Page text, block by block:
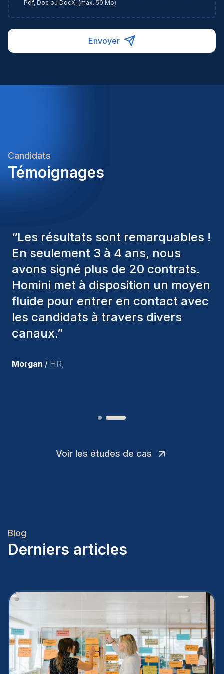
Pdf, Doc ou DocX. (max. 50 Mo)
Envoyer
Candidats
Témoignages
“Les consultants Homini ont
toujours pris en considération
divers critères pour nous proposer
les bons candidats. Ceux que
nous avons recrutés sont toujours
parmi nous, et personnellement, je
suis très satisfait des nouvelles
Voir les études de cas
Blog
Derniers articles